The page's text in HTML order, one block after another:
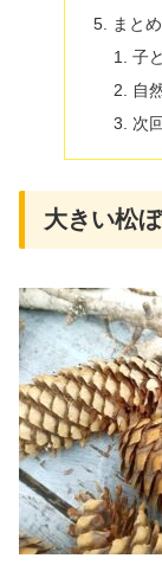
まと
子
自
次
大きい松